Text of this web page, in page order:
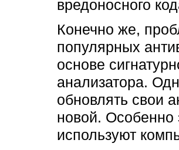
вредоносного
Конечно же,
популярных
основе
анализатора.
обновлять свои
новой. Особенно
используют